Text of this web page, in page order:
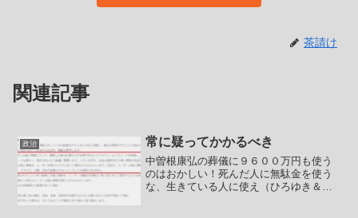
茶請け
関連記事
政治 常に疑ってかかるべき
中曽根康弘の葬儀に９６００万円も使う
のはおかしい！死んだ人に無駄金を使う
な、生きている人に使え（ひろゆき＆村